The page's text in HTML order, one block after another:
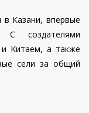
Казани, впервые
создателями
Китаем, а также
сели за общий